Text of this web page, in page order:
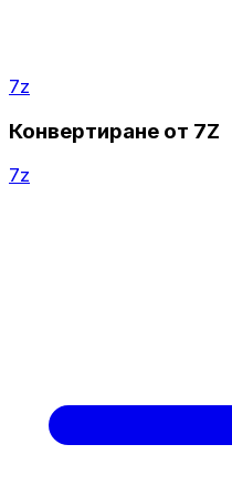
7z
Конвертиране от 7Z
7z